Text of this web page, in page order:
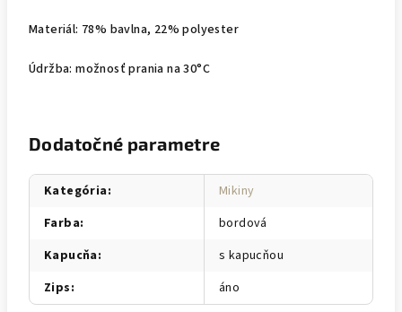
Materiál: 78% bavlna, 22% polyester
Údržba: možnosť prania na 30°C
Dodatočné parametre
Kategória:
Mikiny
Farba:
bordová
Kapucňa:
s kapucňou
Zips: áno